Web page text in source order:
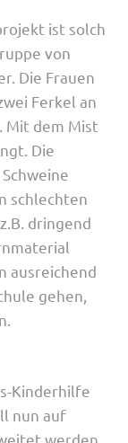
ist solch
von
Die Frauen
Ferkel an
Mit dem Mist
Die
schlechten
dringend
ausreichend
gehen,
Kinderhilfe
nun auf
werden.